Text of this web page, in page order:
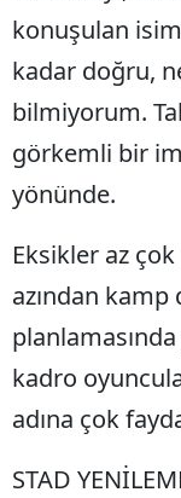
konuşulan
kadar doğru,
bilmiyorum.
görkemli bir
yönünde.
Eksikler az
azından
kadro
adına çok
STAD